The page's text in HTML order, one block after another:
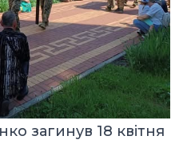
загинув 18 квітня